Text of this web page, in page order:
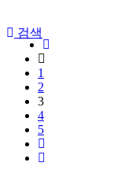
검색
1
2
3
4
5